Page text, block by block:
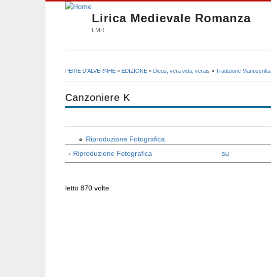
Lirica Medievale Romanza
LMR
PEIRE D'ALVERNHE » EDIZIONE » Dieus, vera vida, verais » Tradizione Manoscritta
Canzoniere K
Riproduzione Fotografica
‹ Riproduzione Fotografica
su
letto 870 volte